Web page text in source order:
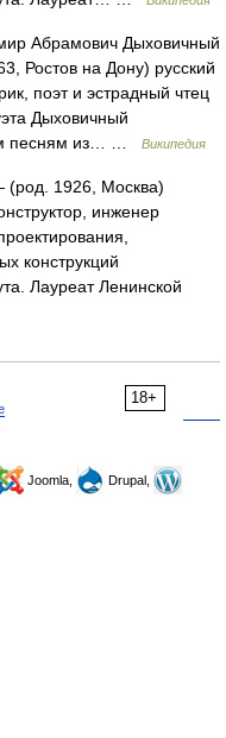
Абрамович Дыховичный
Ростов на Дону) русский
поэт и эстрадный чтец
Дыховичный
песням из… …
Википедия
1926, Москва)
инженер
конструкций
Лауреат Ленинской
18+
Joomla,
Drupal,